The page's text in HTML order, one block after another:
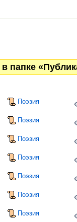
папке
Поэзия
Поэзия
Поэзия
Поэзия
Поэзия
Поэзия
Поэзия